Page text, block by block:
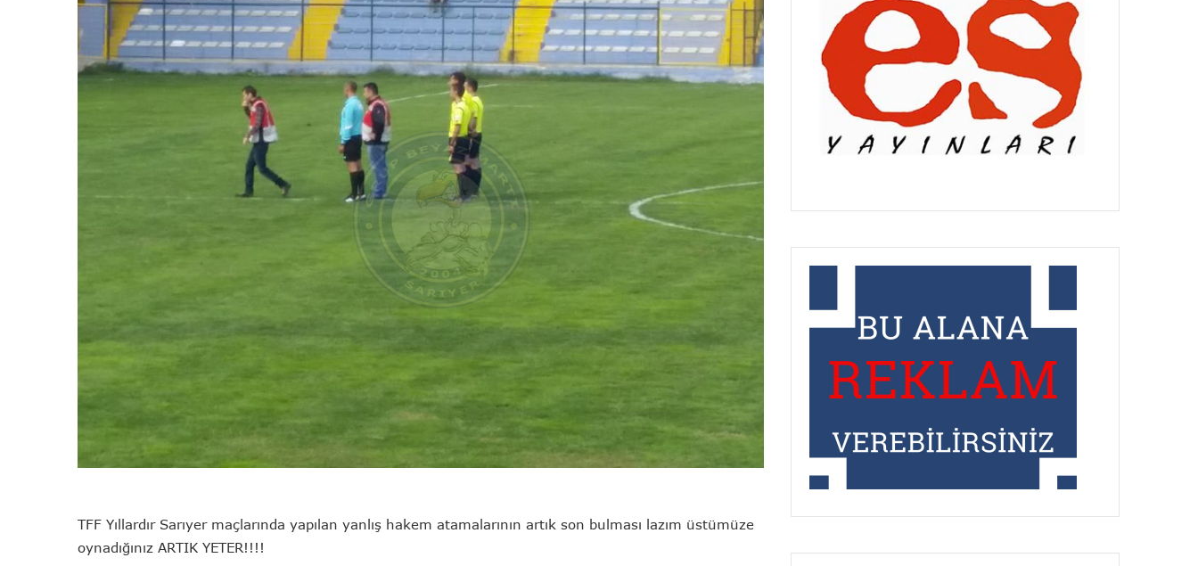
TFF Yıllardır Sarıyer maçlarında yapılan yanlış hakem atamalarının artık son bulması lazım üstümüze
oynadığınız ARTIK YETER!!!!